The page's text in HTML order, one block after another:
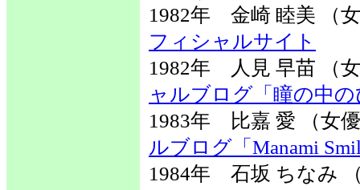
1982年 金崎 睦美
フィシャルサイト
1982年 人見 早苗
ャルブログ「瞳の中
1983年 比嘉 愛 （
ルブログ「Manami
1984年 石坂 ちなみ